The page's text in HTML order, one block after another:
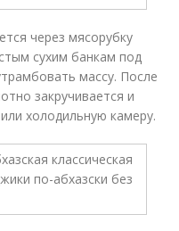
через мясорубку
сухим банкам под
массу. После
закручивается и
холодильную камеру.